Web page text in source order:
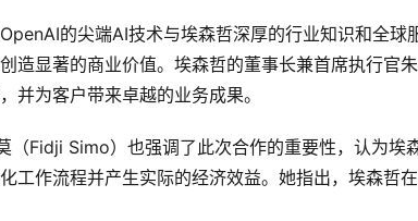
的尖端AI技术与埃森哲深厚的行业知识和全球
造显著的商业价值。埃森哲的董事长兼首席执行官
并为客户带来卓越的业务成果。
（Fidji Simo）也强调了此次合作的重要性，认为埃
工作流程并产生实际的经济效益。她指出，埃森哲